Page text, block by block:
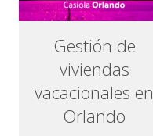
Gestión de
viviendas
vacacionales en
Orlando